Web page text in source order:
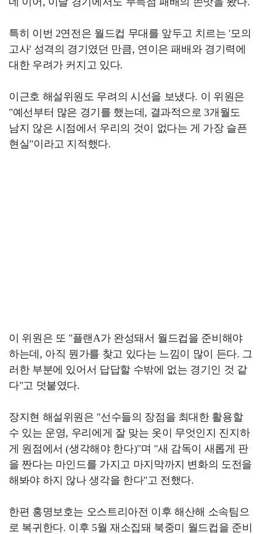
특히 이번 2연전은 월드컵 무대를 앞두고 치르는 '모의
고사' 성격의 경기였던 만큼, 연이은 패배와 경기력에
대한 우려가 커지고 있다.
이근호 해설위원도 우려의 시선을 보냈다. 이 위원은
"예선부터 많은 경기를 했는데, 결과적으로 3개월도
남지 않은 시점에서 우리의 것이 없다는 게 가장 슬픈
현실"이라고 지적했다.
이 위원은 또 "플랜A가 완성돼서 월드컵을 준비해야
하는데, 아직 뭔가를 찾고 있다는 느낌이 많이 든다. 그
러한 부분에 있어서 답답할 수밖에 없는 경기인 것 같
다"고 덧붙였다.
장지현 해설위원은 "선수들의 장점을 최대한 활용할
수 있는 운영, 우리에게 잘 맞는 옷이 무엇인지 진지하
게 원점에서 (생각해야 한다)"며 "새 감독이 새롭게 판
을 짠다는 마인드를 가지고 마지막까지 변화의 도전을
해봐야 하지 않나 생각을 한다"고 전했다.
한편 홍명보호는 오스트리아전 이후 해산해 소속팀으
로 복귀한다. 이후 5월 재소집돼 북중미 월드컵을 준비